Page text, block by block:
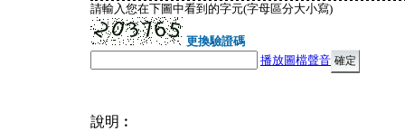
請輸入您在下圖中看到的字元(字母區分大小寫)
更換驗證碼
播放圖檔聲音
說明︰